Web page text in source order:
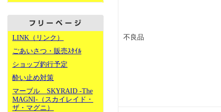
LINK（リンク）
ごあいさつ・販売ｽﾀｲﾙ
ショップ釣行予定
酔い止め対策
マーブル SKYRAID -The
MAGNI-（スカイレイド・
ザ・マグニ）
不良品